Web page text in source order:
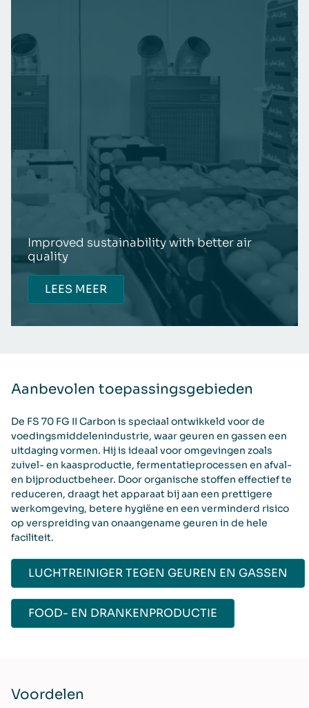
Improved sustainability with better air
quality
LEES MEER
Aanbevolen toepassingsgebieden
De FS 70 FG II Carbon is speciaal ontwikkeld voor de
voedingsmiddelenindustrie, waar geuren en gassen een
uitdaging vormen. Hij is ideaal voor omgevingen zoals
zuivel- en kaasproductie, fermentatieprocessen en afval-
en bijproductbeheer. Door organische stoffen effectief te
reduceren, draagt het apparaat bij aan een prettigere
werkomgeving, betere hygiëne en een verminderd risico
op verspreiding van onaangename geuren in de hele
faciliteit.
LUCHTREINIGER TEGEN GEUREN EN GASSEN
FOOD- EN DRANKENPRODUCTIE
Voordelen